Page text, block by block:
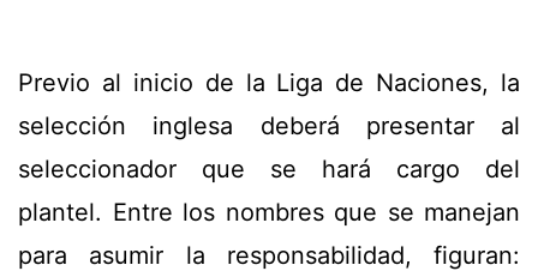
Previo al inicio de la Liga de Naciones, la
selección inglesa deberá presentar al
seleccionador que se hará cargo del
plantel. Entre los nombres que se manejan
para asumir la responsabilidad, figuran: